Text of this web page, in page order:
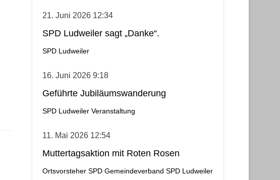
21. Juni 2026 12:34
SPD Ludweiler sagt „Danke“.
SPD Ludweiler
16. Juni 2026 9:18
Geführte Jubiläumswanderung
SPD Ludweiler Veranstaltung
11. Mai 2026 12:54
Muttertagsaktion mit Roten Rosen
Ortsvorsteher SPD Gemeindeverband SPD Ludweiler